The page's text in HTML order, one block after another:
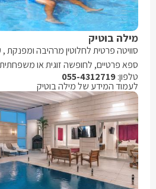
מילה בוטיק
סוויטה פרטית לחלוטין מרהיבה ומפנקת
ספא פרטיים, לחופשה זוגית או
טלפון:055-4312719
לעמוד המידע של מילה בוטיק